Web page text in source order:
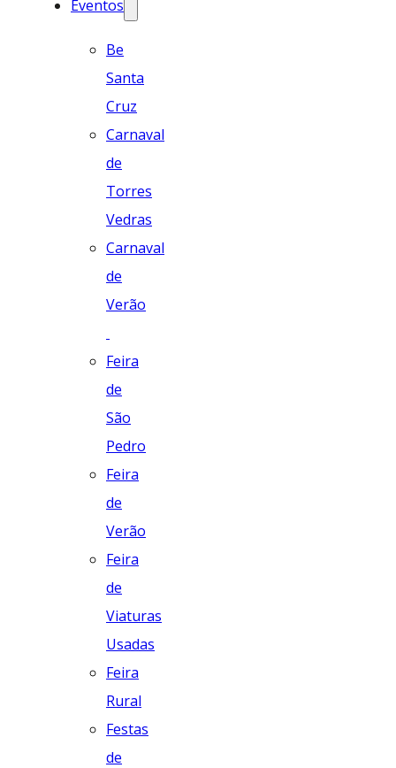
Eventos
Be
Santa
Cruz
Carnaval
de
Torres
Vedras
Carnaval
de
Verão
Feira
de
São
Pedro
Feira
de
Verão
Feira
de
Viaturas
Usadas
Feira
Rural
Festas
de